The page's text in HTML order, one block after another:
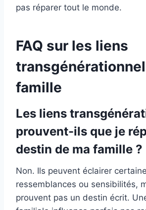
pas réparer tout le monde.
FAQ sur les liens
famille
Les liens
prouvent-ils que je
destin de ma famille ?
Non. Ils peuvent éclairer
ressemblances ou sensibilités,
prouvent pas un destin écrit.